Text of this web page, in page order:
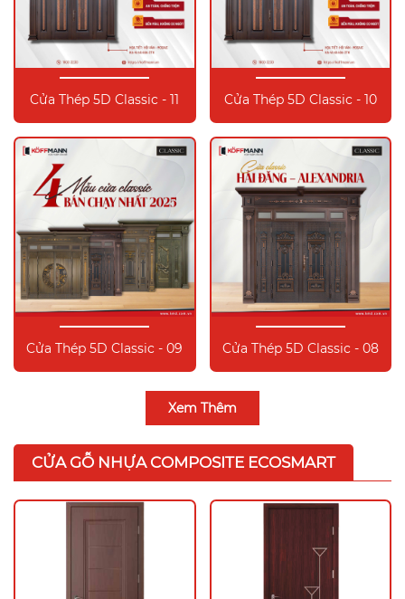
Cửa Thép 5D Classic - 11 Cửa Thép 5D Classic - 10
Cửa Thép 5D Classic - 09 Cửa Thép 5D Classic - 08
Xem Thêm
CỬA GỖ NHỰA COMPOSITE ECOSMART